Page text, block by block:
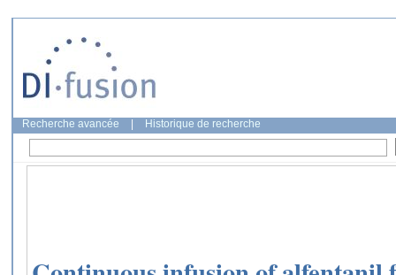
Recherche avancée Historique de recherche